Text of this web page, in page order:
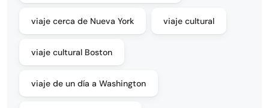
viaje cerca de Nueva York viaje cultural
viaje cultural Boston
viaje de un día a Washington